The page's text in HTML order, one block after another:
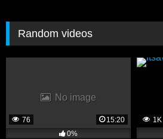
Random videos
No image
76
15:20
0%
1K